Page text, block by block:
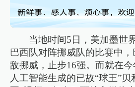
当地时间5日，美加墨世
巴西队对阵挪威队的比赛中
敌挪威，止步16强。而就在
人工智能生成的已故“球王”贝